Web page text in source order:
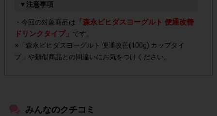
▼注意事項
・今回の対象商品は
「森永ビヒダスヨーグルト 便通改善
ドリンクタイプ」 です。
※「森永ビヒダスヨーグルト 便通改善(100g) カップタイ
プ」や類似商品との間違いにお気をつけください。
みんなのクチコミ